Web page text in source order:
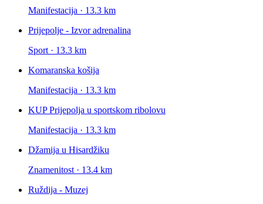
Manifestacija · 13.3 km
Prijepolje - Izvor adrenalina
Sport · 13.3 km
Komaranska košija
Manifestacija · 13.3 km
KUP Prijepolja u sportskom ribolovu
Manifestacija · 13.3 km
Džamija u Hisardžiku
Znamenitost · 13.4 km
Ruždija - Muzej